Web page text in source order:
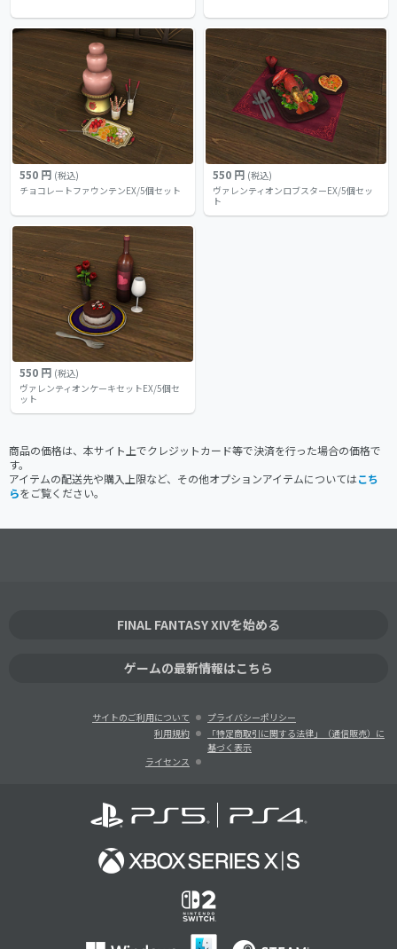
550 円 (税込)
チョコレートファウンテンEX/5個セット
550 円 (税込)
ヴァレンティオンロブスターEX/5個セッ
ト
550 円 (税込)
ヴァレンティオンケーキセットEX/5個セ
ット
商品の価格は、本サイト上でクレジットカード等で決済を行った場合の価格で
す。
アイテムの配送先や購入上限など、その他オプションアイテムについてはこち
らをご覧ください。
FINAL FANTASY XIVを始める
ゲームの最新情報はこちら
サイトのご利用について
プライバシーポリシー
利用規約
「特定商取引に関する法律」（通信販売）に
基づく表示
ライセンス